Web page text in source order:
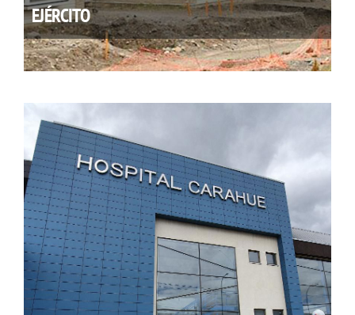
EJÉRCITO